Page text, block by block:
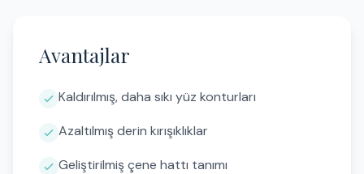
Avantajlar
Kaldırılmış, daha sıkı yüz konturları
Azaltılmış derin kırışıklıklar
Geliştirilmiş çene hattı tanımı